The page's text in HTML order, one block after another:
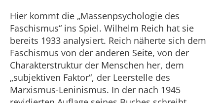
Hier kommt die „Massenpsychologie des
Faschismus“ ins Spiel. Wilhelm Reich hat sie
bereits 1933 analysiert. Reich näherte sich dem
Faschismus von der anderen Seite, von der
Charakterstruktur der Menschen her, dem
„subjektiven Faktor“, der Leerstelle des
Marxismus-Leninismus. In der nach 1945